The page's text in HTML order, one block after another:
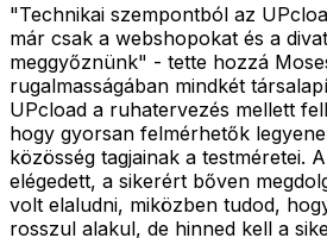
"Technikai szempontból az
már csak a webshopokat és a
meggyőznünk" - tette hozzá
rugalmasságában mindkét
UPcload a ruhatervezés mellett
hogy gyorsan felmérhetők
közösség tagjainak a testméretei.
elégedett, a sikerért bőven
volt elaludni, miközben tudod,
rosszul alakul, de hinned kell a